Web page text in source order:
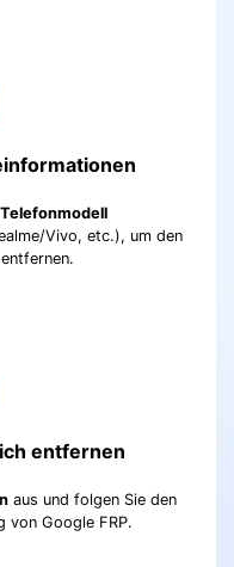
Vivo, etc.), um den
entfernen
aus und folgen Sie den
von Google FRP.